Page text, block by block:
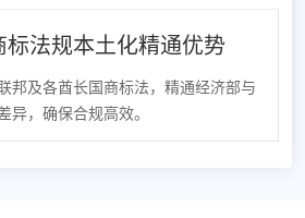
标法规本土化精通优势
邦及各酋长国商标法，精通经济部与
异，确保合规高效。